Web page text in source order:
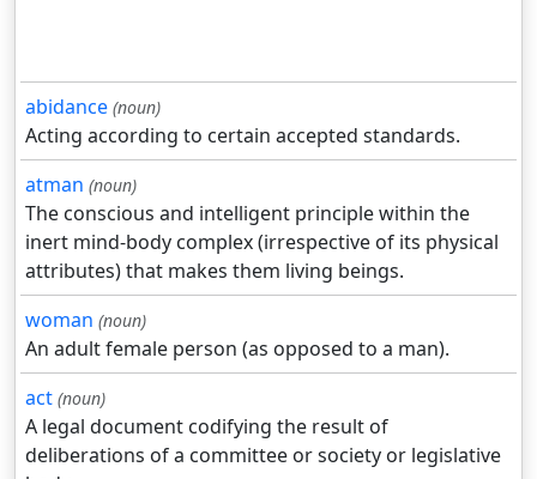
abidance (noun)
Acting according to certain accepted standards.
atman (noun)
The conscious and intelligent principle within the
inert mind-body complex (irrespective of its physical
attributes) that makes them living beings.
woman (noun)
An adult female person (as opposed to a man).
act (noun)
A legal document codifying the result of
deliberations of a committee or society or legislative